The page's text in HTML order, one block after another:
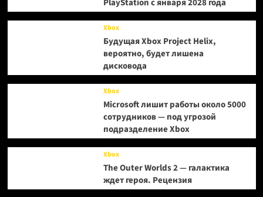
PlayStation с января 2028 года
Xbox
Будущая Xbox Project Helix,
вероятно, будет лишена
дисковода
Xbox
Microsoft лишит работы около 5000
сотрудников — под угрозой
подразделение Xbox
Xbox
The Outer Worlds 2 — галактика
ждет героя. Рецензия